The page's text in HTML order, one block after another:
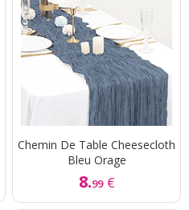
Chemin De Table Cheesecloth
Bleu Orage
8.99 €